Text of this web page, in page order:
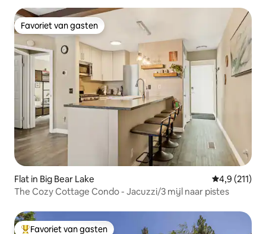
Favoriet van gasten
Favoriet van gasten
Flat in Big Bear Lake Gemiddelde
4,9 (211)
The Cozy Cottage Condo - Jacuzzi/3 mijl naar pistes
Favoriet van gasten